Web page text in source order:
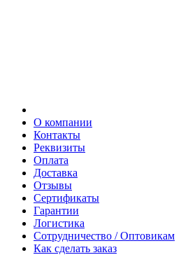
О компании
Контакты
Реквизиты
Оплата
Доставка
Отзывы
Сертификаты
Гарантии
Логистика
Сотрудничество / Оптовикам
Как сделать заказ